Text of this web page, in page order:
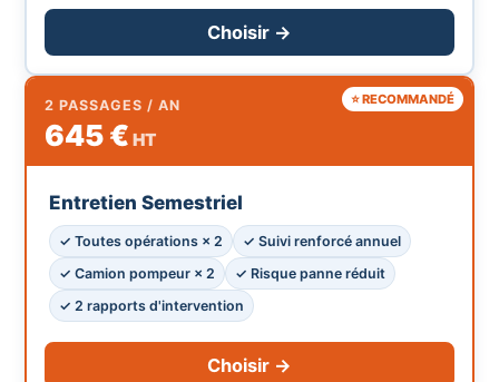
Choisir →
⭐ RECOMMANDÉ
2 PASSAGES / AN
645 € HT
Entretien Semestriel
✓ Toutes opérations × 2
✓ Suivi renforcé annuel
✓ Camion pompeur × 2
✓ Risque panne réduit
✓ 2 rapports d'intervention
Choisir →